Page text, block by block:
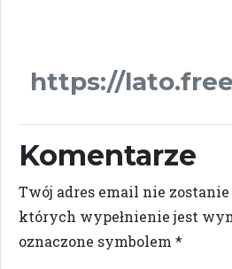
https://
Komentarze
Twój adres email nie
których wypełnienie jest
oznaczone symbolem *